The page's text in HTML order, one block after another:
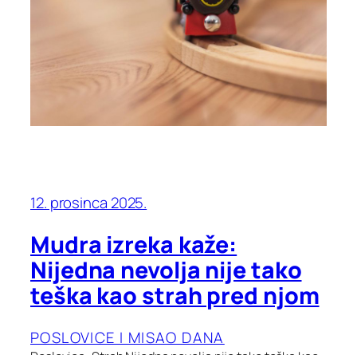
12. prosinca 2025.
Mudra izreka kaže:
Nijedna nevolja nije tako
teška kao strah pred njom
POSLOVICE I MISAO DANA